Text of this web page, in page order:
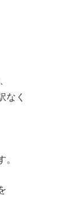
なく
。